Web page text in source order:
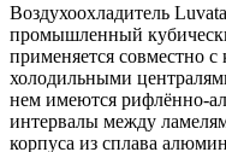
Воздухоохладитель
промышленный
применяется совместно
холодильными
нем имеются рифлённо-
интервалы между
корпуса из сплава